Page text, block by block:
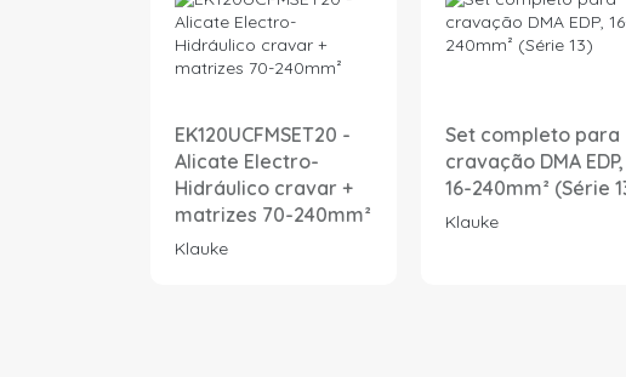
EK120UCFMSET20 -
Alicate Electro-
Hidráulico cravar +
matrizes 70-240mm²
Klauke
Set completo para
cravação DMA EDP,
16-240mm² (Série
Klauke